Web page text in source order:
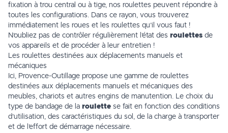
fixation à trou central ou à tige, nos roulettes peuvent répondre à
toutes les configurations. Dans ce rayon, vous trouverez
immédiatement les roues et les roulettes qu’il vous faut !
N’oubliez pas de contrôler régulièrement l’état des roulettes de
vos appareils et de procéder à leur entretien !
Les roulettes destinées aux déplacements manuels et
mécaniques
Ici, Provence-Outillage propose une gamme de roulettes
destinées aux déplacements manuels et mécaniques des
meubles, chariots et autres engins de manutention. Le choix du
type de bandage de la roulette se fait en fonction des conditions
d’utilisation, des caractéristiques du sol, de la charge à transporter
et de l’effort de démarrage nécessaire.